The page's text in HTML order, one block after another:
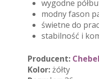
wygodne
modny fason
świetne do
stabilność i
Producent:
Kolor:żółty